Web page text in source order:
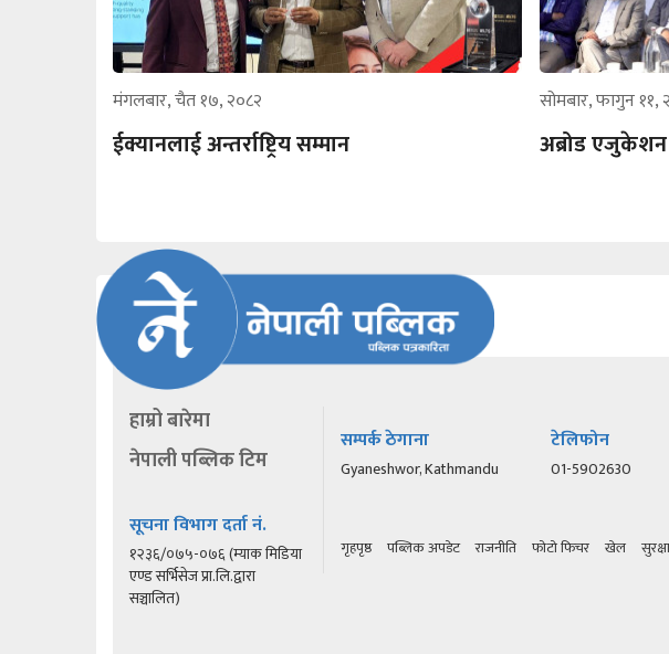
मंगलबार, चैत १७, २०८२
ईक्यानलाई अन्तर्राष्ट्रिय सम्मान
सोमबार, फागुन ११,
अब्रोड एजुकेशन
हाम्रो बारेमा
नेपाली पब्लिक टिम
सूचना विभाग दर्ता नं.
१२३६/०७५-०७६ (म्याक मिडिया
एण्ड सर्भिसेज प्रा.लि.द्वारा
सञ्चालित)
सम्पर्क ठेगाना
Gyaneshwor, Kathmandu
टेलिफोन
01-5902630
गृहपृष्ठ पब्लिक अपडेट राजनीति फोटो फिचर खेल